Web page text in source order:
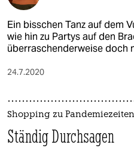
Ein bisschen Tanz auf dem
wie hin zu Partys auf den
überraschenderweise doch
24.7.2020
Shopping zu Pandemiezeiten
Ständig Durchsagen